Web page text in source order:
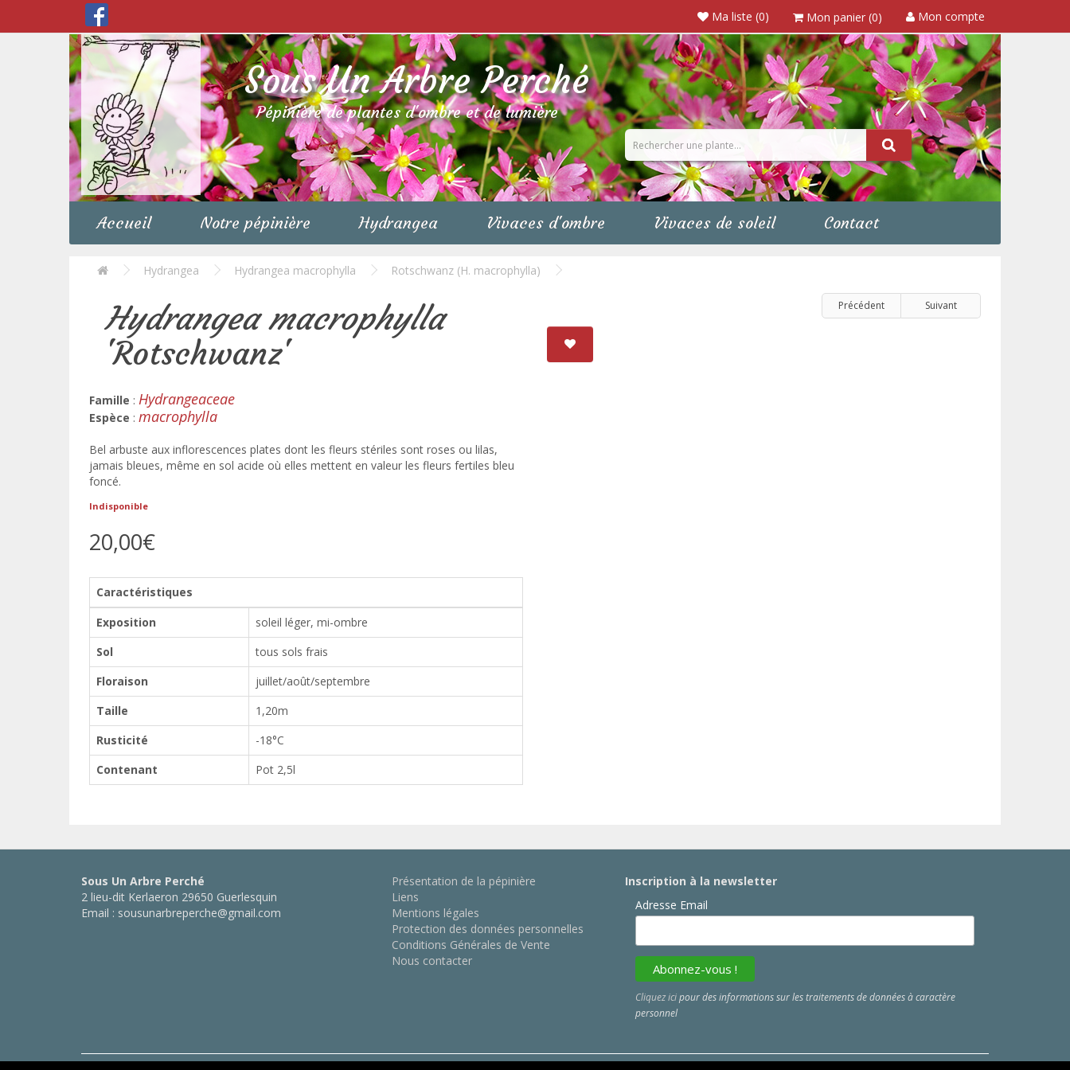
Ma liste (0) Mon panier (0) Mon compte
Sous Un Arbre Perché
Pépinière de plantes d'ombre et de lumière
Accueil Notre pépinière Hydrangea Vivaces d'ombre Vivaces de soleil Contact
Hydrangea Hydrangea macrophylla Rotschwanz (H. macrophylla)
Hydrangea macrophylla
'Rotschwanz'
Famille : Hydrangeaceae
Espèce : macrophylla
Bel arbuste aux inflorescences plates dont les fleurs stériles sont roses ou lilas,
jamais bleues, même en sol acide où elles mettent en valeur les fleurs fertiles bleu
foncé.
Indisponible
20,00€
Caractéristiques
Exposition
soleil léger, mi-ombre
Sol
tous sols frais
Floraison
juillet/août/septembre
Taille
1,20m
Rusticité
-18°C
Contenant
Pot 2,5l
Précédent Suivant
Sous Un Arbre Perché
2 lieu-dit Kerlaeron 29650 Guerlesquin
Email : sousunarbreperche@gmail.com
Présentation de la pépinière
Liens
Mentions légales
Protection des données personnelles
Conditions Générales de Vente
Nous contacter
Inscription à la newsletter
Adresse Email
Cliquez icipour des informations sur les traitements de données à caractère
personnel